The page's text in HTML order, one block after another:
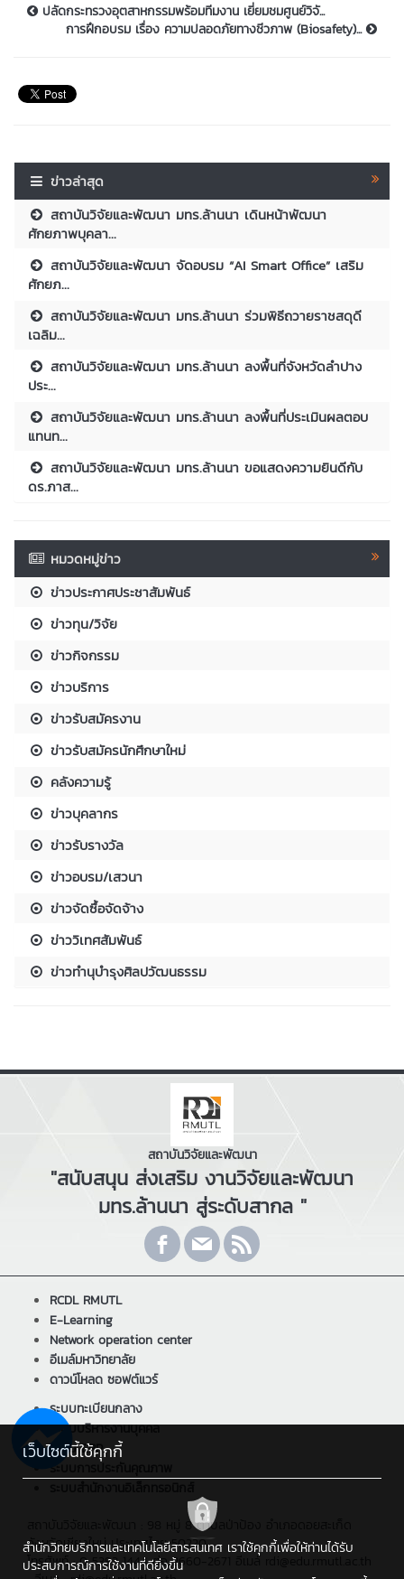
ปลัดกระทรวงอุตสาหกรรมพร้อมทีมงาน เยี่ยมชมศูนย์วิจั...
การฝึกอบรม เรื่อง ความปลอดภัยทางชีวภาพ (Biosafety)...
ข่าวล่าสุด
สถาบันวิจัยและพัฒนา มทร.ล้านนา เดินหน้าพัฒนา
ศักยภาพบุคลา...
สถาบันวิจัยและพัฒนา จัดอบรม “AI Smart Office” เสริม
ศักยภ...
สถาบันวิจัยและพัฒนา มทร.ล้านนา ร่วมพิธีถวายราชสดุดี
เฉลิม...
สถาบันวิจัยและพัฒนา มทร.ล้านนา ลงพื้นที่จังหวัดลำปาง
ประ...
สถาบันวิจัยและพัฒนา มทร.ล้านนา ลงพื้นที่ประเมินผลตอบ
แทนท...
สถาบันวิจัยและพัฒนา มทร.ล้านนา ขอแสดงความยินดีกับ
ดร.ภาส...
หมวดหมู่ข่าว
ข่าวประกาศประชาสัมพันธ์
ข่าวทุน/วิจัย
ข่าวกิจกรรม
ข่าวบริการ
ข่าวรับสมัครงาน
ข่าวรับสมัครนักศึกษาใหม่
คลังความรู้
ข่าวบุคลากร
ข่าวรับรางวัล
ข่าวอบรม/เสวนา
ข่าวจัดซื้อจัดจ้าง
ข่าววิเทศสัมพันธ์
ข่าวทำนุบำรุงศิลปวัฒนธรรม
สถาบันวิจัยและพัฒนา
"สนับสนุน ส่งเสริม งานวิจัยและพัฒนา
มทร.ล้านนา สู่ระดับสากล "
RCDL RMUTL
E-Learning
Network operation center
อีเมล์มหาวิทยาลัย
ดาวน์โหลด ซอฟต์แวร์
ระบบทะเบียนกลาง
ระบบบริหารงานบุคคล
ระบบ ERP
ระบบการประกันคุณภาพ
สถาบันวิจัยและพัฒนา : 98 หมู่ 8 ตำบลป่าป้อง อำเภอดอยสะเก็ด
จังหวัดเชียงใหม่ ประเทศไทย 50220
โทรศัพท์ : 0 5392 1444 ต่อ 2660-2671 อีเมล์ rdi@edu.rmutl.ac.th
เว็บไซต์นี้ใช้คุกกี้
สำนักวิทยบริการและเทคโนโลยีสารสนเทศ เราใช้คุกกี้เพื่อให้ท่านได้รับ
ประสบการณ์การใช้งานที่ดียิ่งขึ้น